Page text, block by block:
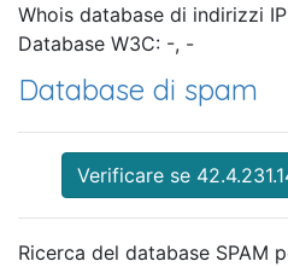
Whois database di indirizzi
Database W3C: -, -
Database di spam
Verificare se
Ricerca del database SPAM